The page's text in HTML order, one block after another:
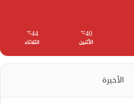
40
℃
الأثنين
44
℃
الثلاثاء
الأخيرة